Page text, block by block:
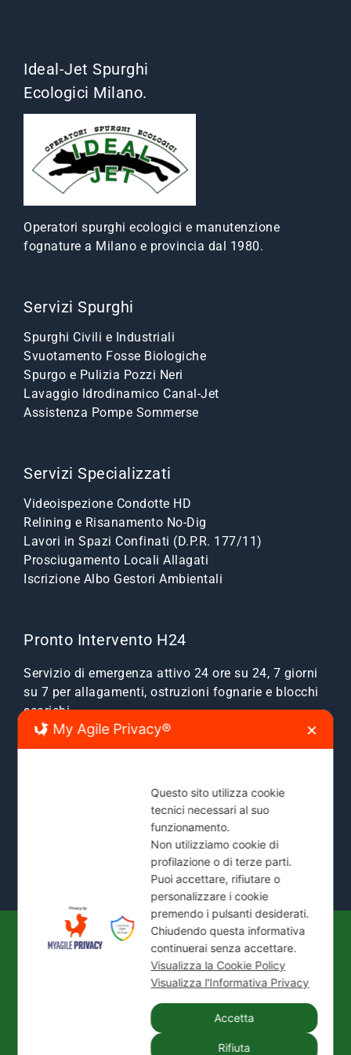
Ideal-Jet Spurghi
Ecologici Milano.
Operatori spurghi ecologici e manutenzione
fognature a Milano e provincia dal 1980.
Servizi Spurghi
Spurghi Civili e Industriali
Svuotamento Fosse Biologiche
Spurgo e Pulizia Pozzi Neri
Lavaggio Idrodinamico Canal-Jet
Assistenza Pompe Sommerse
Servizi Specializzati
Videoispezione Condotte HD
Relining e Risanamento No-Dig
Lavori in Spazi Confinati (D.P.R. 177/11)
Prosciugamento Locali Allagati
Iscrizione Albo Gestori Ambientali
Pronto Intervento H24
Servizio di emergenza attivo 24 ore su 24, 7 giorni
su 7 per allagamenti, ostruzioni fognarie e blocchi
scarichi.
Mostra Tutte le Zone Servite →
© 2026
IDEAL JET S.N.C. DI PREZIOSO
| P. IVA / C.F.: 02066180965 |
REA: MI-1339524 | Via Pisa 200/28 - 20099 Sesto
San Giovanni (MI)
+39 02 24416880| PEC:
idealjetsnc@legalmail.it
| Cookie Policy|Credits
My Agile Privacy® ✕
Questo sito utilizza cookie
tecnici necessari al suo
funzionamento.
Non utilizziamo cookie di
profilazione o di terze parti.
Puoi accettare, rifiutare o
personalizzare i cookie
premendo i pulsanti desiderati.
Chiudendo questa informativa
continuerai senza accettare.
Visualizza la Cookie Policy
Visualizza l'Informativa Privacy
Accetta
Rifiuta